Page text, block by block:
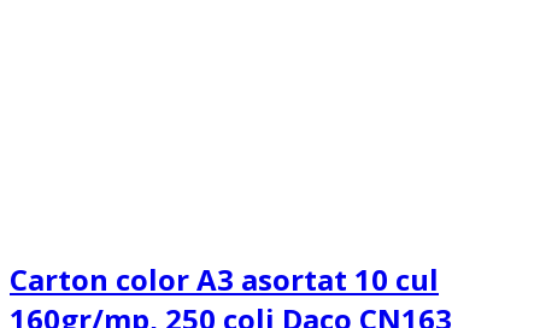
Carton color A3 asortat 10 cul
160gr/mp, 250 coli Daco CN163